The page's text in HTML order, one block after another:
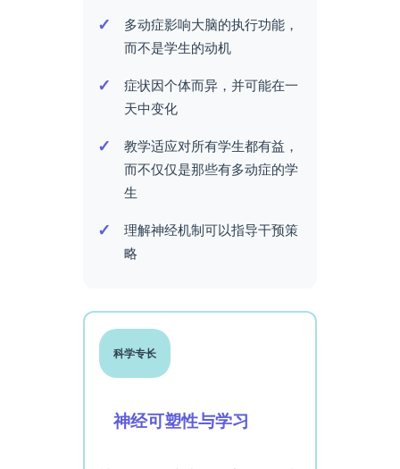
多动症影响大脑的执行功能，
而不是学生的动机
症状因个体而异，并可能在一
天中变化
教学适应对所有学生都有益，
而不仅仅是那些有多动症的学
生
理解神经机制可以指导干预策
略
科学专长
神经可塑性与学习